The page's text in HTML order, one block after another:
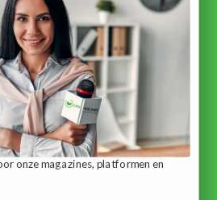
onze magazines, platformen en